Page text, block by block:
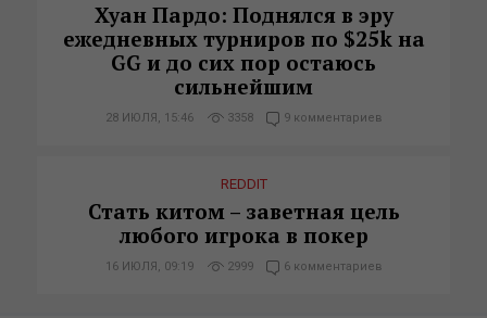
Хуан Пардо: Поднялся в эру
ежедневных турниров по $25k на
GG и до сих пор остаюсь
сильнейшим
28 ИЮЛЯ, 15:46 3358 9 комментариев
REDDIT
Стать китом – заветная цель
любого игрока в покер
16 ИЮЛЯ, 09:19 2999 6 комментариев